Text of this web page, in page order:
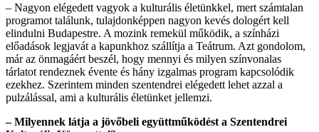
– Nagyon elégedett vagyok a kulturális életünkkel, mert számtalan
programot találunk, tulajdonképpen nagyon kevés dologért kell
elindulni Budapestre. A mozink remekül működik, a színházi
előadások legjavát a kapunkhoz szállítja a Teátrum. Azt gondolom,
már az önmagáért beszél, hogy mennyi és milyen színvonalas
tárlatot rendeznek évente és hány izgalmas program kapcsolódik
ezekhez. Szerintem minden szentendrei elégedett lehet azzal a
pulzálással, ami a kulturális életünket jellemzi.
– Milyennek látja a jövőbeli együttműködést a Szentendrei